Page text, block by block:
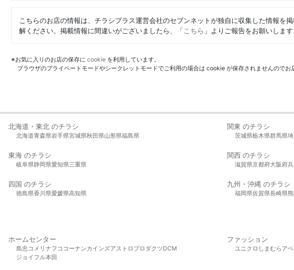
こちらのお店の情報は、チラシプラス運営会社のセブンネットが独自に収集した情報を
解ください。掲載情報に間違いがございましたら、「こちら 」よりご報告をお願いします
※お気に入りのお店の保存に cookie を利用しています。
ブラウザのプライベートモードやシークレットモードでご利用の場合は cookie が保存されませんのでお
北海道・東北 のチラシ
北海道青森県岩手県宮城県秋田県山形県福島県
関東 のチラシ
茨城県栃木県群馬県
東海 のチラシ
岐阜県静岡県愛知県三重県
関西 のチラシ
滋賀県京都府大阪府
四国 のチラシ
徳島県香川県愛媛県高知県
九州・沖縄 のチラシ
福岡県佐賀県長崎県
ホームセンター
島忠 コメリ ナフコ コーナンカインズアストロプロダクツDCM
ジョイフル本田
ファッション
ユニクロ しまむら ア